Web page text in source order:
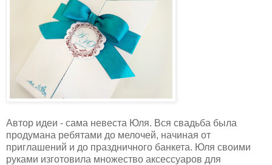
Автор идеи - сама невеста Юля. Вся свадьба была
продумана ребятами до мелочей, начиная от
приглашений и до праздничного банкета. Юля своими
руками изготовила множество аксессуаров для